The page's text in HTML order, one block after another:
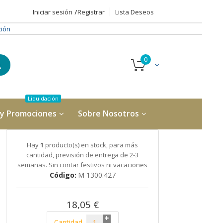
Iniciar sesión Registrar
Lista Deseos
Promociones Sobre Nosotros
Hay1 producto(s) en stock, para más
cantidad, previsión de entrega de 2-3
semanas. Sin contar festivos ni vacaciones
Código M 1300.427
18,05 €